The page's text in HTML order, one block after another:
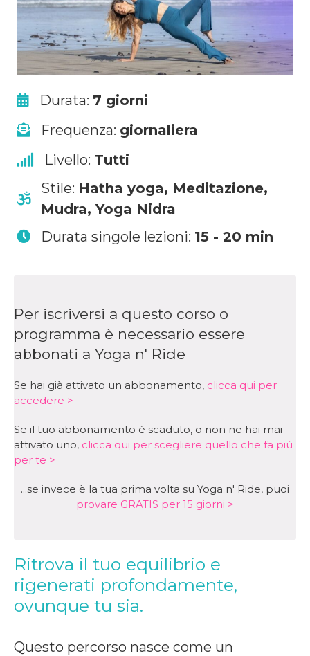
Durata: 7 giorni
Frequenza: giornaliera
Livello: Tutti
Stile: Hatha yoga, Meditazione,
Mudra, Yoga Nidra
Durata singole lezioni: 15 - 20 min
Per iscriversi a questo corso o
programma è necessario essere
abbonati a Yoga n' Ride
Se hai già attivato un abbonamento, clicca qui per
accedere >
Se il tuo abbonamento è scaduto, o non ne hai mai
attivato uno, clicca qui per scegliere quello che fa più
per te >
...se invece è la tua prima volta su Yoga n' Ride, puoi
provare GRATIS per 15 giorni >
Ritrova il tuo equilibrio e
rigenerati profondamente,
ovunque tu sia.
Questo percorso nasce come un